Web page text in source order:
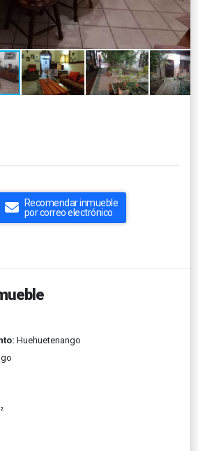
Recomendar inmueble
por correo electrónico
Huehuetenango